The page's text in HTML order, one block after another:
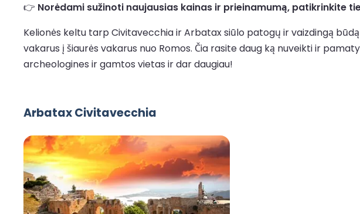
👉 Norėdami sužinoti naujausias kainas ir prieinamumą, patikrinkite
Kelionės keltu tarp Civitavecchia ir Arbatax siūlo patogų ir vaizdingą
vakarus į šiaurės vakarus nuo Romos. Čia rasite daug ką nuveikti ir
archeologines ir gamtos vietas ir dar daugiau!
Arbatax Civitavecchia